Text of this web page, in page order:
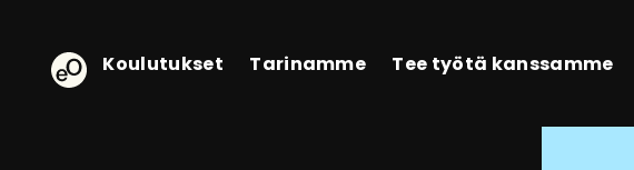
eOppiva - Etusivulle
Koulutukset Tarinamme Tee työtä kanssamme